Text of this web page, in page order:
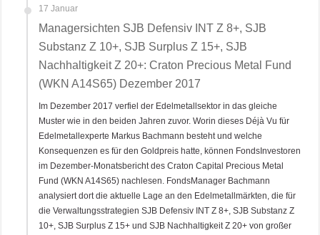
17 Januar
Managersichten SJB Defensiv INT Z 8+, SJB
Substanz Z 10+, SJB Surplus Z 15+, SJB
Nachhaltigkeit Z 20+: Craton Precious Metal Fund
(WKN A14S65) Dezember 2017
Im Dezember 2017 verfiel der Edelmetallsektor in das gleiche
Muster wie in den beiden Jahren zuvor. Worin dieses Déjà Vu für
Edelmetallexperte Markus Bachmann besteht und welche
Konsequenzen es für den Goldpreis hatte, können FondsInvestoren
im Dezember-Monatsbericht des Craton Capital Precious Metal
Fund (WKN A14S65) nachlesen. FondsManager Bachmann
analysiert dort die aktuelle Lage an den Edelmetallmärkten, die für
die Verwaltungsstrategien SJB Defensiv INT Z 8+, SJB Substanz Z
10+, SJB Surplus Z 15+ und SJB Nachhaltigkeit Z 20+ von großer